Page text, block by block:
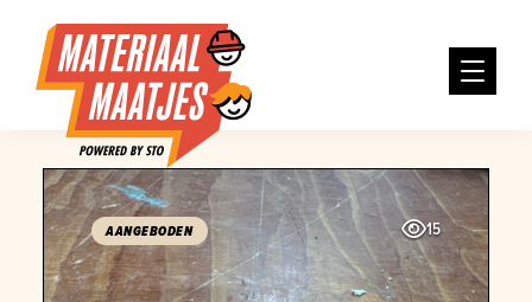
15
AANGEBODEN